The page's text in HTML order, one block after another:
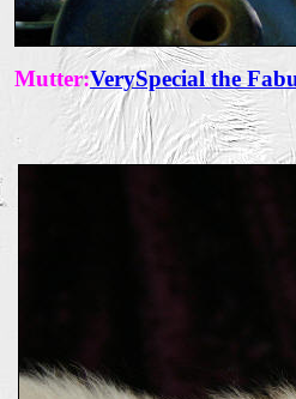
Mutter:VerySpecial the